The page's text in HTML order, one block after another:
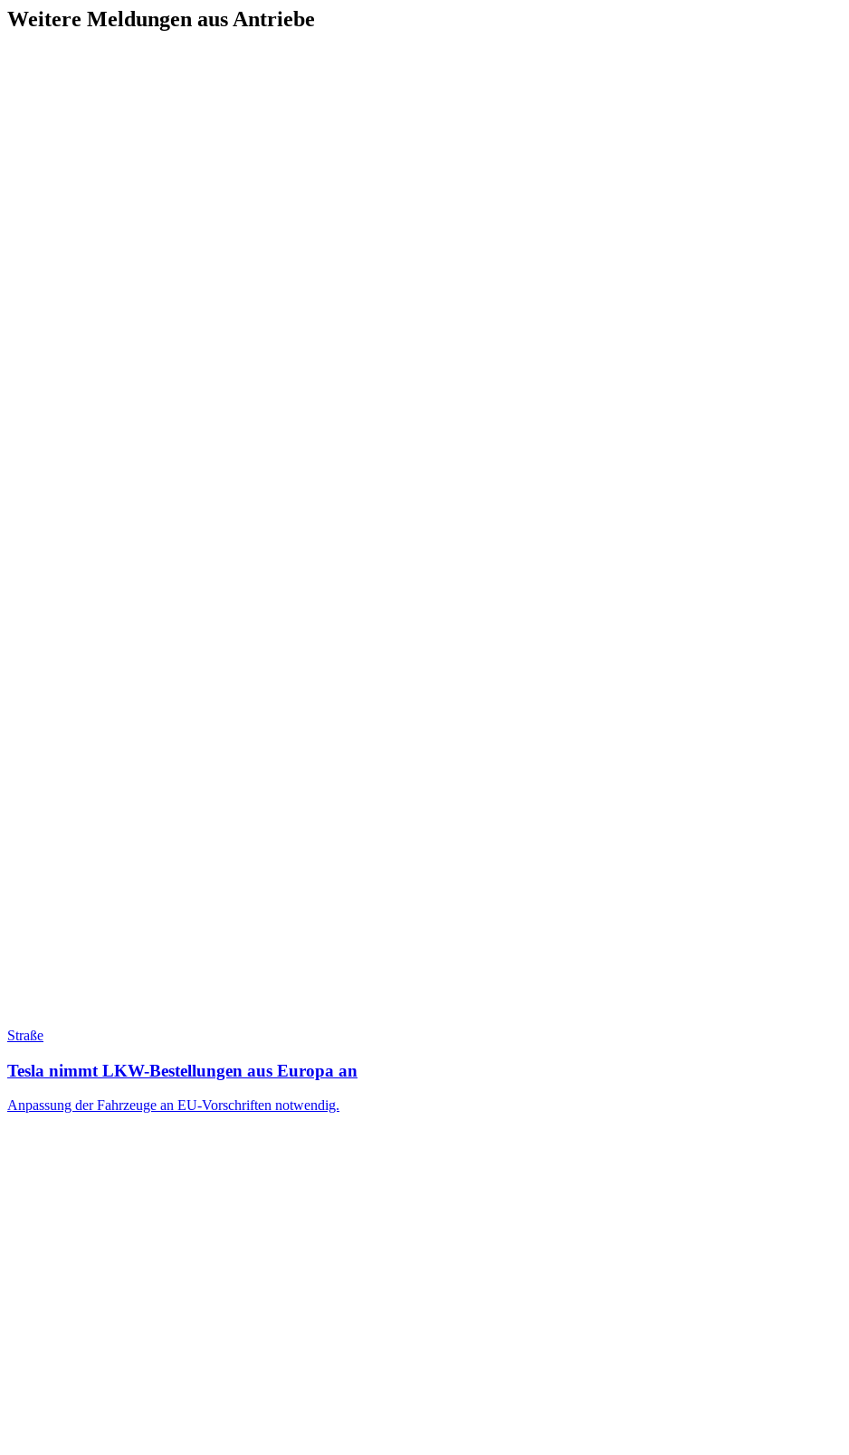
Weitere Meldungen aus Antriebe
Straße
Tesla nimmt LKW-Bestellungen aus Europa an
Anpassung der Fahrzeuge an EU-Vorschriften notwendig.